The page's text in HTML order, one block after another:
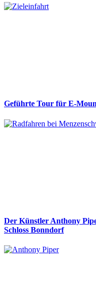
Geführte Tour für E-
Der Künstler Anthony
Schloss Bonndorf